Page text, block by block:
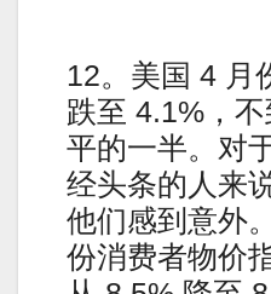
12。美国 4 月
跌至 4.1%，
平的一半。对
经头条的人来
他们感到意外
份消费者物价